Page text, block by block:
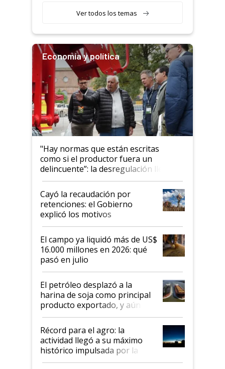
Ver todos los temas
Economía y política
"Hay normas que están escritas
como si el productor fuera un
delincuente”: la desregulación llegó
al Congreso Aapresid y hasta se
habló del financiamiento al IPCVA
Cayó la recaudación por
retenciones: el Gobierno
explicó los motivos
El campo ya liquidó más de US$
16.000 millones en 2026: qué
pasó en julio
El petróleo desplazó a la
harina de soja como principal
producto exportado, y aún así
el agro aportó casi seis de cada
diez dólares y sostuvo el
liderazgo en un semestre
récord
Récord para el agro: la
actividad llegó a su máximo
histórico impulsada por la
cosecha y las exportaciones